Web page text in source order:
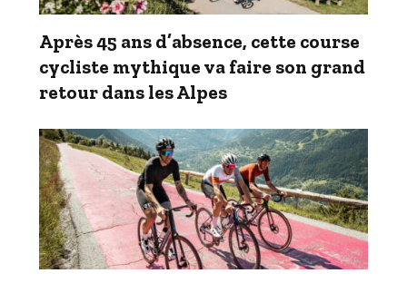
Après 45 ans d’absence, cette course
cycliste mythique va faire son grand
retour dans les Alpes